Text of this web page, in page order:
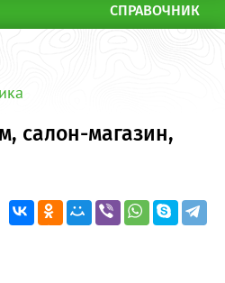
СПРАВОЧНИК
салон-магазин,